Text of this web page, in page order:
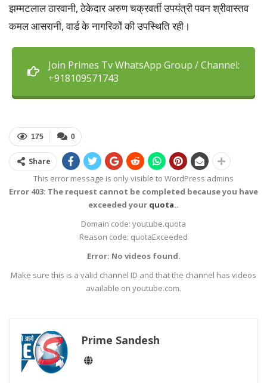
झम्मटलाल ठारवानी, ठेकेदार अरुण चक्रवर्ती उपयंत्री पवन श्रीवास्तव
कमल आसरानी, वार्ड के नागरिकों की उपस्थिति रही।
Join Primes Tv WhatsApp Group / Channel:
+918109571743
0
175
Share
This error message is only visible to WordPress admins
Error 403: The request cannot be completed because you have
exceeded your quota..
Domain code: youtube.quota
Reason code: quotaExceeded
Error: No videos found.
Make sure this is a valid channel ID and that the channel has videos
available on youtube.com.
Prime Sandesh